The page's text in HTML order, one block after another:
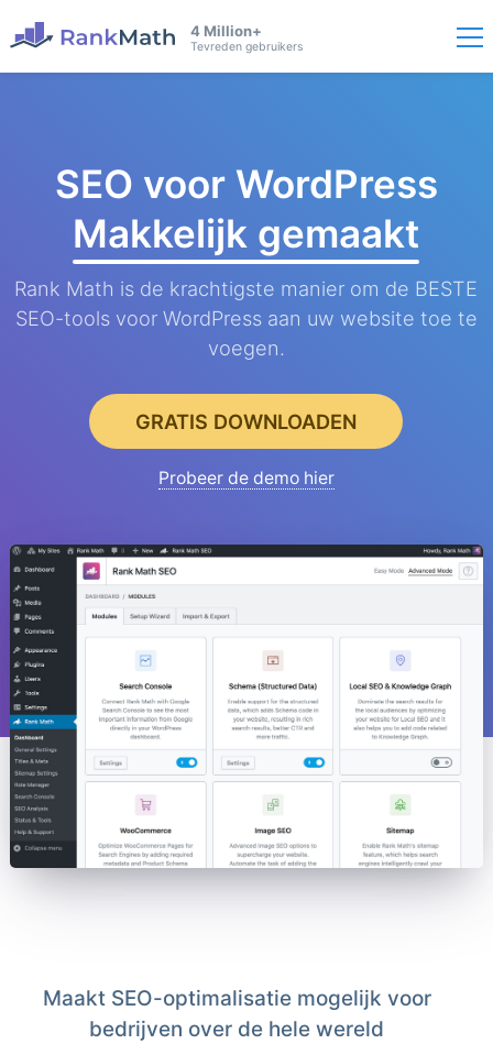
4 Million+
Tevreden gebruikers
SEO voor WordPress
Makkelijk gemaakt
Rank Math is de krachtigste manier om de BESTE
SEO-tools voor WordPress aan uw website toe te
voegen.
GRATIS DOWNLOADEN
Probeer de demo hier
Maakt SEO-optimalisatie mogelijk voor
bedrijven over de hele wereld